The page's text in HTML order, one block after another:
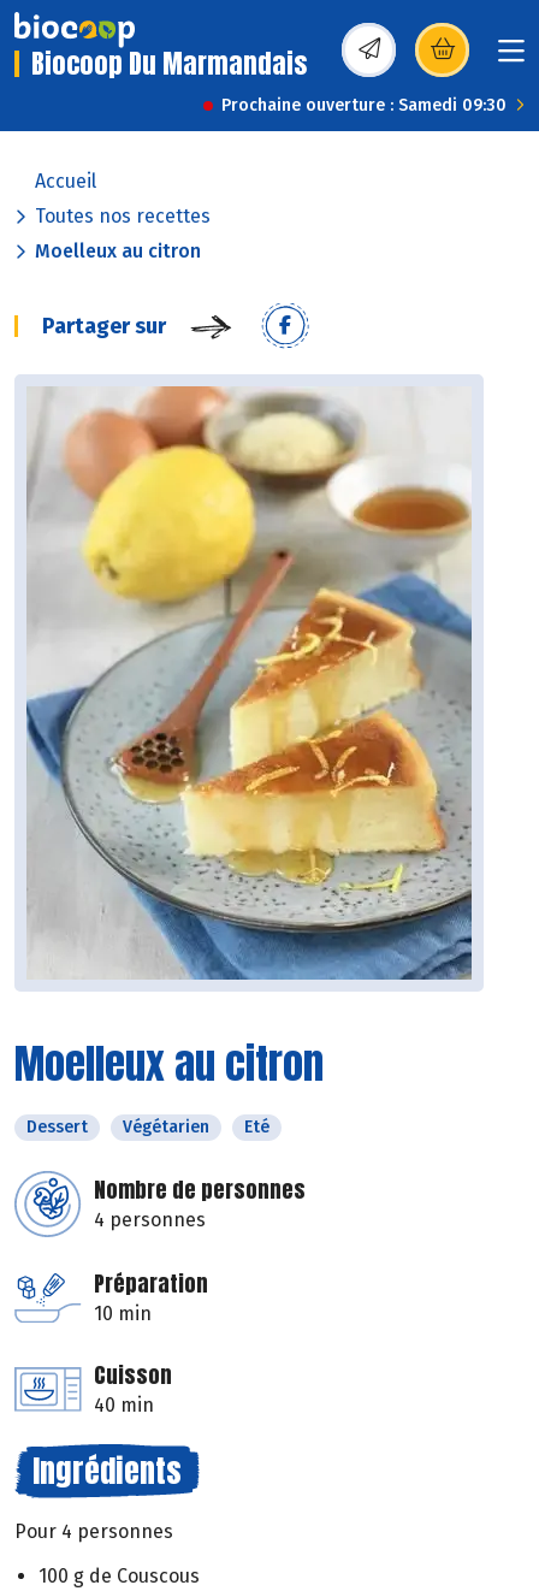
Biocoop Du Marmandais (s’ouvre dans une
Prochaine ouverture : Samedi 09:30
Accueil
Toutes nos recettes
Moelleux au citron
Partager sur
Moelleux au citron
Dessert Végétarien Eté
Nombre de personnes
4 personnes
Préparation
10 min
Cuisson
40 min
Ingrédients
Pour 4 personnes
100 g de Couscous